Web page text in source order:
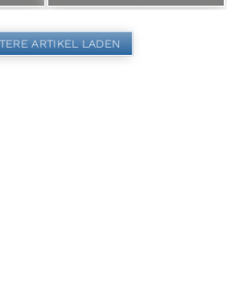
ARTIKEL LADEN